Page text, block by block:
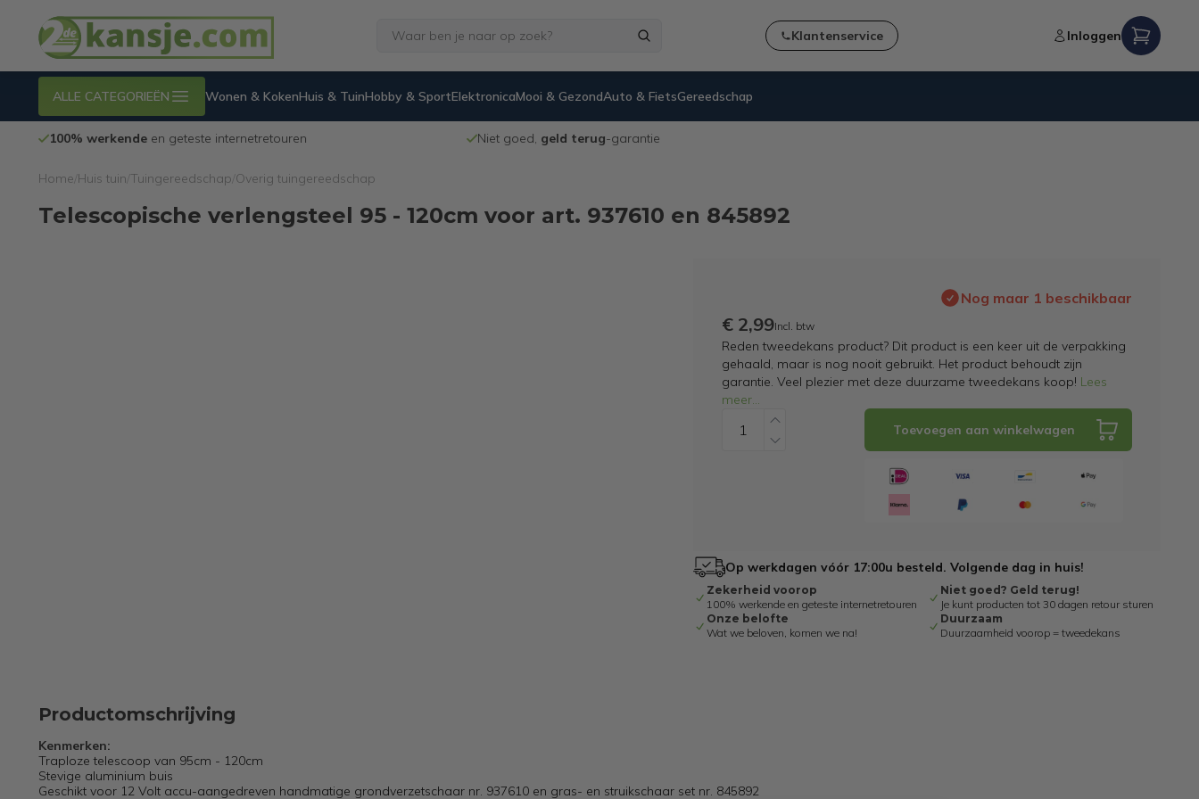
Klantenservice Inloggen
ALLE CATEGORIEËN Wonen & KokenHuis & TuinHobby & SportElektronicaMooi & GezondAuto & FietsGereedschap
100% werkendeen geteste internetretouren Niet goed, geld terug-garantie
Home Huis tuin Tuingereedschap Overig tuingereedschap
Telescopische verlengsteel 95 - 120cm voor art. 937610 en 845892
Nog maar 1 beschikbaar
€ 2,99Incl. btw
Reden tweedekans product? Dit product is een keer uit de verpakking
gehaald, maar is nog nooit gebruikt. Het product behoudt zijn
garantie. Veel plezier met deze duurzame tweedekans koop! Lees
meer...
Toevoegen aan winkelwagen
Op werkdagen vóór 17:00u besteld. Volgende dag in huis!
Zekerheid voorop
100% werkende en geteste internetretouren
Niet goed? Geld terug!
Je kunt producten tot 30 dagen retour sturen
Onze belofte
Wat we beloven, komen we na!
Duurzaam
Duurzaamheid voorop = tweedekans
Productomschrijving
Kenmerken:
Traploze telescoop van 95cm - 120cm
Stevige aluminium buis
Geschikt voor 12 Volt accu-aangedreven handmatige grondverzetschaar nr. 937610 en gras- en struikschaar set nr. 845892